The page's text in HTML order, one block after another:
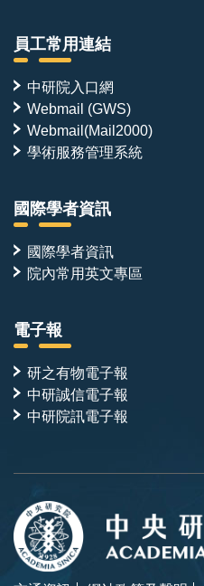
員工常用連結
中研院入口網
Webmail (GWS)
Webmail(Mail2000)
學術服務管理系統
國際學者資訊
國際學者資訊
院內常用英文專區
電子報
研之有物電子報
中研誠信電子報
中研院訊電子報